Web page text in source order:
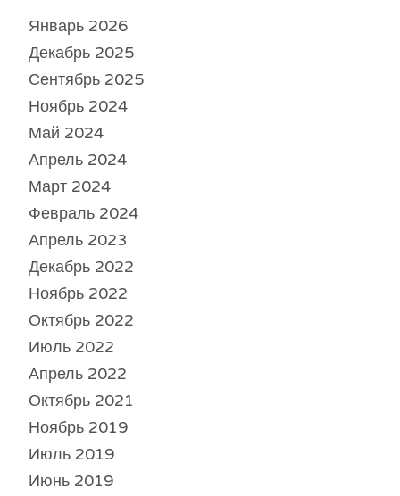
Январь 2026
Декабрь 2025
Сентябрь 2025
Ноябрь 2024
Май 2024
Апрель 2024
Март 2024
Февраль 2024
Апрель 2023
Декабрь 2022
Ноябрь 2022
Октябрь 2022
Июль 2022
Апрель 2022
Октябрь 2021
Ноябрь 2019
Июль 2019
Июнь 2019